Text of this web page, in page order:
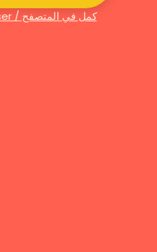
Continue in browser / كمل في المتصفح